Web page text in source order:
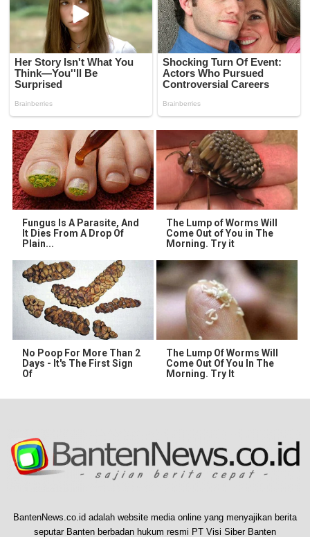
Fungus Is A Parasite, And
It Dies From A Drop Of
Plain...
The Lump of Worms Will
Come Out of You in The
Morning. Try it
No Poop For More Than 2
Days - It's The First Sign
Of
The Lump Of Worms Will
Come Out Of You In The
Morning. Try It
BantenNews.co.id adalah website media online yang menyajikan berita
seputar Banten berbadan hukum resmi PT Visi Siber Banten